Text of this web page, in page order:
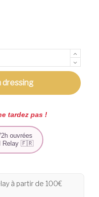
dressing
tardez pas !
ouvrées
Relay 🇫🇷
à partir de 100€